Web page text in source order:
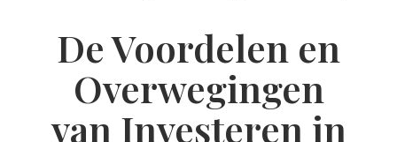
De Voordelen en
Overwegingen
van Investeren in